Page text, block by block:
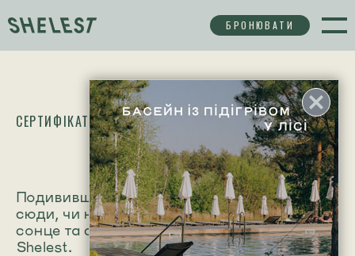
БРОНЮВАТИ
СЕРТИФІКАТ
Подивившись на фото, одразу хочеться
сюди, чи не так? Басейн посеред природи,
сонце та спокій — це відпочинок у стилі
Shelest.